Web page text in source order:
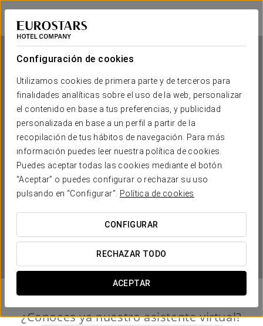
Configuración de cookies
Utilizamos cookies de primera parte y de terceros para
finalidades analíticas sobre el uso de la web, personalizar
el contenido en base a tus preferencias, y publicidad
personalizada en base a un perfil a partir de la
recopilación de tus hábitos de navegación. Para más
información puedes leer nuestra política de cookies.
Puedes aceptar todas las cookies mediante el botón
“Aceptar” o puedes configurar o rechazar su uso
pulsando en “Configurar”.
Política de cookies
CONFIGURAR
RECHAZAR TODO
ACEPTAR
Exe Rey Don Jaime
VALENCIA
Exe Rey Don Jaime
VALENCIA
¿CUÁNDO QUIERES IR?
¿Conoces ya nuestro asistente virtual?